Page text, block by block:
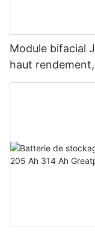
Module bifacial
haut
BB, pour des